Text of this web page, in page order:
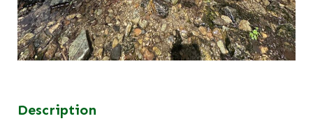
Description